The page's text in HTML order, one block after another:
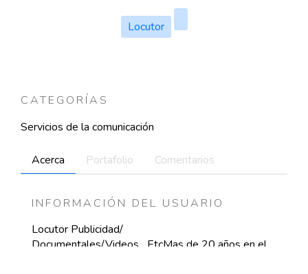
Locutor
CATEGORÍAS
Servicios de la comunicación
Acerca Portafolio Comentarios
INFORMACIÓN DEL USUARIO
Locutor Publicidad/
Documentales/Videos,,,,EtcMas de 20 años en el